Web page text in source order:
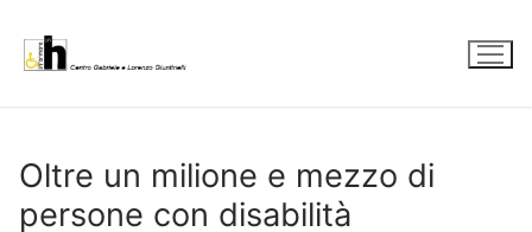
contenuto
Oltre un milione e mezzo di
persone con disabilità